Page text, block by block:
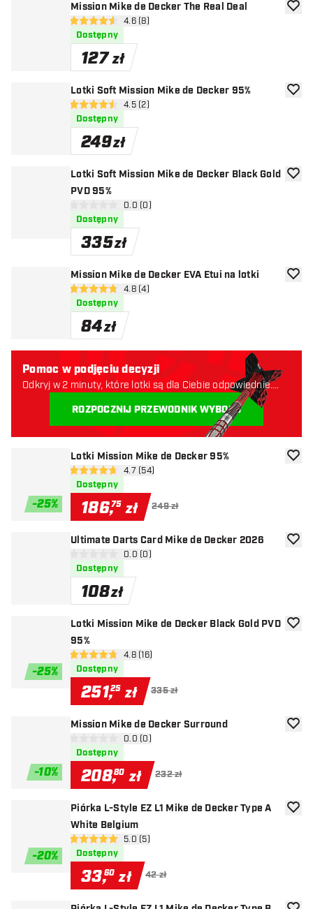
Mission Mike de Decker The Real Deal
otwórz panel recenzji
4.6 gwiazdki oceny
4.6 (8)
Dostępny
127 zł
Lotki Soft Mission Mike de Decker 95%
otwórz panel recenzji
4.5 gwiazdki oceny
4.5 (2)
Dostępny
249zł
Lotki Soft Mission Mike de Decker Black Gold
PVD 95%
otwórz panel recenzji
0 gwiazdki oceny0.0 (0)
Dostępny
335zł
Mission Mike de Decker EVA Etui na lotki
otwórz panel recenzji
4.8 gwiazdki oceny
4.8 (4)
Dostępny
84zł
-25%
Lotki Mission Mike de Decker 95%
otwórz panel recenzji
4.7 gwiazdki oceny
4.7 (54)
Dostępny
186,75 zł 249 zł
Ultimate Darts Card Mike de Decker 2026
otwórz panel recenzji
0 gwiazdki oceny0.0 (0)
Dostępny
108zł
-25%
Lotki Mission Mike de Decker Black Gold PVD
95%
otwórz panel recenzji
4.8 gwiazdki oceny
4.8 (16)
Dostępny
251,25 zł 335 zł
-10%
Mission Mike de Decker Surround
otwórz panel recenzji
0 gwiazdki oceny0.0 (0)
Dostępny
208,80 zł 232 zł
-20%
Piórka L-Style EZ L1 Mike de Decker Type A
White Belgium
otwórz panel recenzji
5 gwiazdki oceny5.0 (5)
Dostępny
33,60 zł 42 zł
Pomoc w podjęciu decyzji
Odkryj w 2 minuty, które lotki są dla Ciebie odpowiednie.
ROZPOCZNIJ PRZEWODNIK WYBORU